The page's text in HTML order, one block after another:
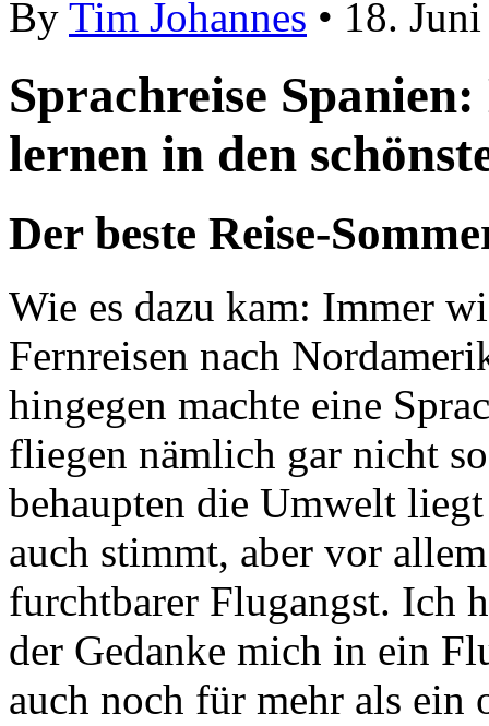
By Tim Johannes • 18.
Sprachreise
lernen in den
Der beste Reise-
Wie es dazu kam: Immer
Fernreisen nach
hingegen machte eine
fliegen nämlich gar nicht
behaupten die Umwelt
auch stimmt, aber vor
furchtbarer Flugangst. Ich
der Gedanke mich in ein
auch noch für mehr als